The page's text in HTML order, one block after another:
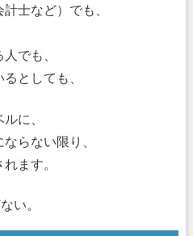
士など）でも、
でも、
としても、
に、
らない限り、
ます。
い。